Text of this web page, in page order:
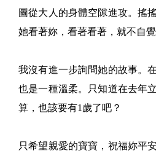
圖從大人的身體空隙進攻。搖
她看著妳，看著看著，就不自覺
我沒有進一步詢問她的故事。
也是一種溫柔。只知道在去年
算，也該要有1歲了吧？
只希望親愛的寶寶，祝福妳平